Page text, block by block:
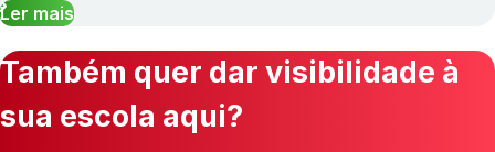
Ler mais
Também quer dar visibilidade à
sua escola aqui?